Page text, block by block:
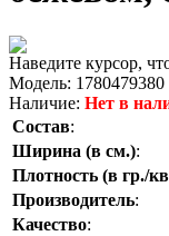
Наведите курсор,
Модель: 1780479380
Наличие: Нет в
Состав:
Ширина (в см.):
Плотность (в гр./
Производитель:
Качество: